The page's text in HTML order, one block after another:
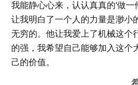
我能静心心来，认认真真的'做一
让我明白了一个人的力量是渺小
无穷的。他让我爱上了机械这个
的强，我希望自己能够加入这个
己的价值。